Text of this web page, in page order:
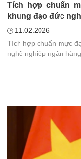
Tích hợp chuẩn
khung đạo đức
11.02.2026
Tích hợp chuẩn mực
nghề nghiệp ngân hàng